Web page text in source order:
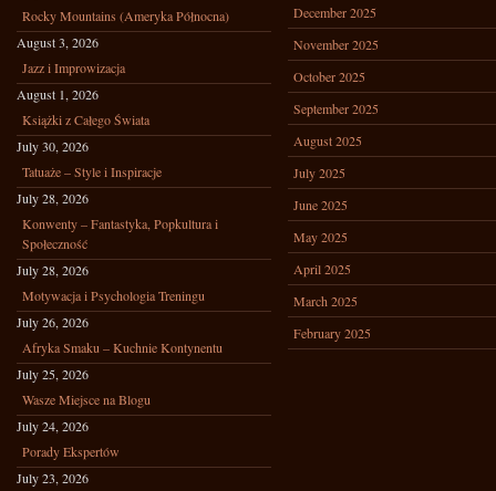
Rocky Mountains (Ameryka Północna)
August 3, 2026
Jazz i Improwizacja
August 1, 2026
Książki z Całego Świata
July 30, 2026
Tatuaże – Style i Inspiracje
July 28, 2026
Konwenty – Fantastyka, Popkultura i
Społeczność
July 28, 2026
Motywacja i Psychologia Treningu
July 26, 2026
Afryka Smaku – Kuchnie Kontynentu
July 25, 2026
Wasze Miejsce na Blogu
July 24, 2026
Porady Ekspertów
July 23, 2026
December 2025
November 2025
October 2025
September 2025
August 2025
July 2025
June 2025
May 2025
April 2025
March 2025
February 2025